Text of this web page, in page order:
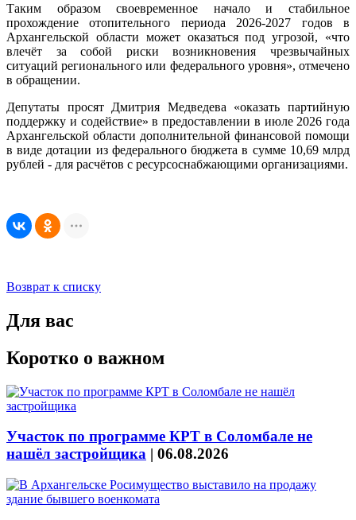
Таким образом своевременное начало и стабильное
прохождение отопительного периода 2026-2027 годов в
Архангельской области может оказаться под угрозой, «что
влечёт за собой риски возникновения чрезвычайных
ситуаций регионального или федерального уровня», отмечено
в обращении.
Депутаты просят Дмитрия Медведева «оказать партийную
поддержку и содействие» в предоставлении в июле 2026 года
Архангельской области дополнительной финансовой помощи
в виде дотации из федерального бюджета в сумме 10,69 млрд
рублей - для расчётов с ресурсоснабжающими организациями.
Возврат к списку
Для вас
Коротко о важном
Участок по программе КРТ в Соломбале не
нашёл застройщика | 06.08.2026